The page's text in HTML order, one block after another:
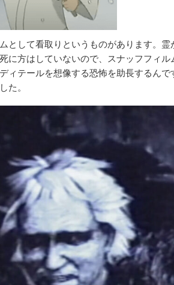
として看取りというものがあります。
に方はしていないので、スナッフフィ
ィテールを想像する恐怖を助長するん
た。